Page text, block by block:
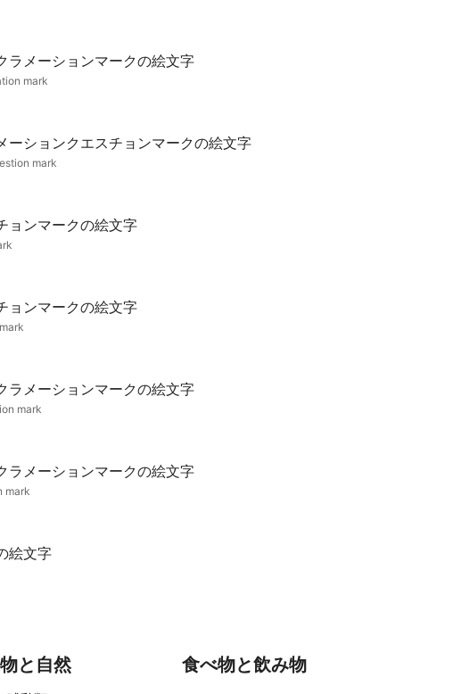
ラメーションマークの絵文字
mark
ーションクエスチョンマークの絵文字
mark
ョンマークの絵文字
ョンマークの絵文字
ラメーションマークの絵文字
mark
ラメーションマークの絵文字
mark
絵文字
と自然 食べ物と飲み物